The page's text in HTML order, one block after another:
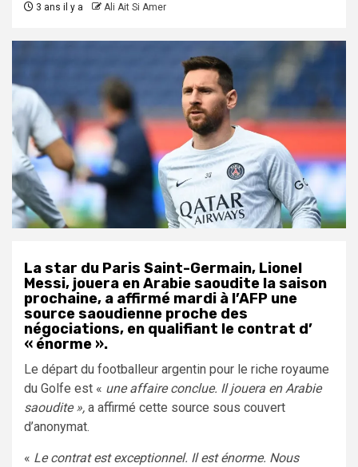
3 ans il y a Ali Ait Si Amer
La star du Paris Saint-Germain, Lionel
Messi, jouera en Arabie saoudite la saison
prochaine, a affirmé mardi à l’AFP une
source saoudienne proche des
négociations, en qualifiant le contrat d’
« énorme ».
Le départ du footballeur argentin pour le riche royaume
du Golfe est « une affaire conclue. Il jouera en Arabie
saoudite », a affirmé cette source sous couvert
d’anonymat.
« Le contrat est exceptionnel. Il est énorme. Nous